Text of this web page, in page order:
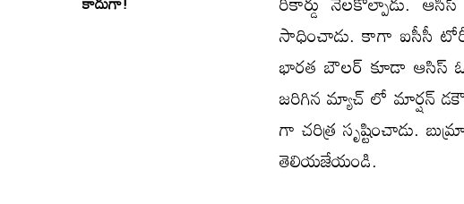
సాధించాడు. కాగా ఐసీసీ
భారత బౌలర్ కూడా ఆసిస్
జరిగిన మ్యాచ్ లో మార్షన్
గా చరిత్ర సృష్టించాడు.
తెలియజేయండి.